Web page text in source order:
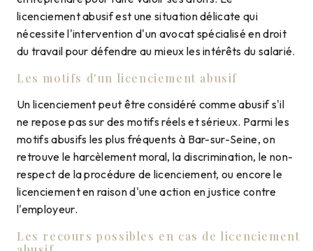
licenciement abusif est une situation délicate qui
nécessite l'intervention d'un avocat spécialisé en droit
du travail pour défendre au mieux les intérêts du salarié.
Les motifs d'un licenciement abusif
Un licenciement peut être considéré comme abusif s'il
ne repose pas sur des motifs réels et sérieux. Parmi les
motifs abusifs les plus fréquents à Bar-sur-Seine, on
retrouve le harcèlement moral, la discrimination, le non-
respect de la procédure de licenciement, ou encore le
licenciement en raison d'une action en justice contre
l'employeur.
Les recours possibles en cas de licenciement